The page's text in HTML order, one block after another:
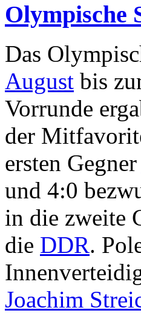
Olympische
Das
August bis
Vorrunde
der
ersten Gegner
und 4:0
in die zweite
die DDR.
Joachim